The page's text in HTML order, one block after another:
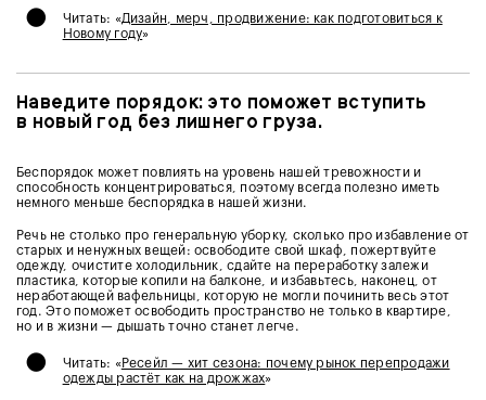
• Читать: «Дизайн, мерч, продвижение: как подготовиться к
Новому году»
Наведите порядок: это поможет вступить
в новый год без лишнего груза.
Беспорядок может повлиять на уровень нашей тревожности и
способность концентрироваться, поэтому всегда полезно иметь
немного меньше беспорядка в нашей жизни.
Речь не столько про генеральную уборку, сколько про избавление от
старых и ненужных вещей: освободите свой шкаф, пожертвуйте
одежду, очистите холодильник, сдайте на переработку залежи
пластика, которые копили на балконе, и избавьтесь, наконец, от
неработающей вафельницы, которую не могли починить весь этот
год. Это поможет освободить пространство не только в квартире,
но и в жизни — дышать точно станет легче.
• Читать: «Ресейл — хит сезона: почему рынок перепродажи
одежды растёт как на дрожжах»